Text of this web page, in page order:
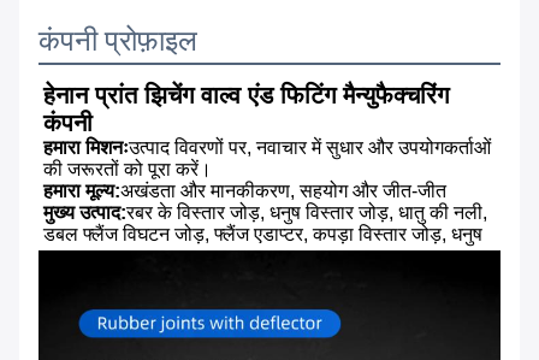
कंपनी प्रोफ़ाइल
हेनान प्रांत झिचेंग वाल्व एंड फिटिंग मैन्युफैक्चरिंग
कंपनी
हमारा मिशनःउत्पाद विवरणों पर, नवाचार में सुधार और उपयोगकर्ताओं
की जरूरतों को पूरा करें।
हमारा मूल्य:अखंडता और मानकीकरण, सहयोग और जीत-जीत
मुख्य उत्पाद:रबर के विस्तार जोड़, धनुष विस्तार जोड़, धातु की नली,
डबल फ्लैंज विघटन जोड़, फ्लैंज एडाप्टर, कपड़ा विस्तार जोड़, धनुष